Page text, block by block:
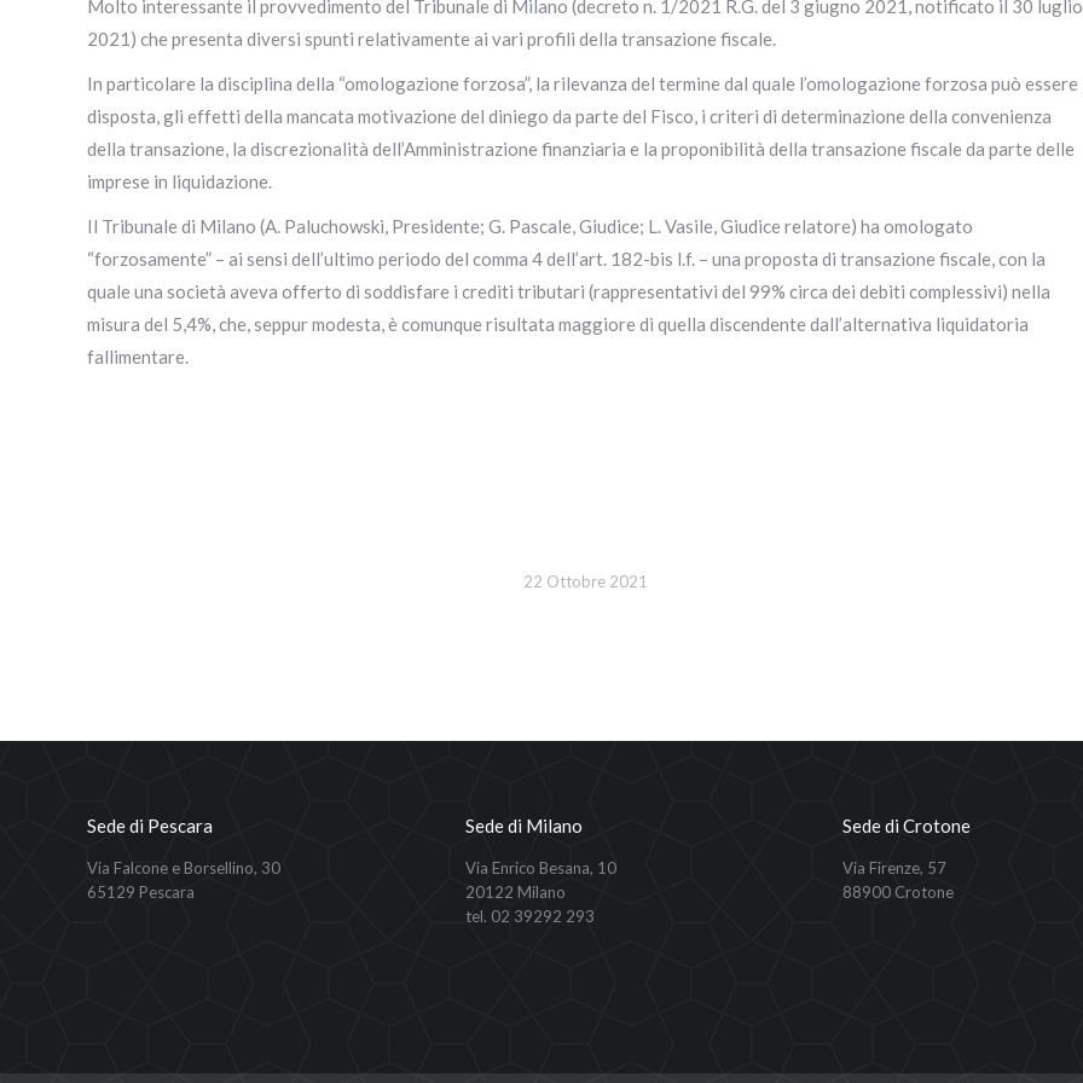
Molto interessante il provvedimento del Tribunale di Milano (decreto n. 1/2021 R.G. del 3 giugno 2021, notificato il 30 luglio
2021) che presenta diversi spunti relativamente ai vari profili della transazione fiscale.
In particolare la disciplina della “omologazione forzosa”, la rilevanza del termine dal quale l’omologazione forzosa può essere
disposta, gli effetti della mancata motivazione del diniego da parte del Fisco, i criteri di determinazione della convenienza
della transazione, la discrezionalità dell’Amministrazione finanziaria e la proponibilità della transazione fiscale da parte delle
imprese in liquidazione.
Il Tribunale di Milano (A. Paluchowski, Presidente; G. Pascale, Giudice; L. Vasile, Giudice relatore) ha omologato
“forzosamente” – ai sensi dell’ultimo periodo del comma 4 dell’art. 182-bis l.f. – una proposta di transazione fiscale, con la
quale una società aveva offerto di soddisfare i crediti tributari (rappresentativi del 99% circa dei debiti complessivi) nella
misura del 5,4%, che, seppur modesta, è comunque risultata maggiore di quella discendente dall’alternativa liquidatoria
fallimentare.
22 Ottobre 2021
Sede di Pescara
Via Falcone e Borsellino, 30
65129 Pescara
Sede di Milano
Via Enrico Besana, 10
20122 Milano
tel. 02 39292 293
Sede di Crotone
Via Firenze, 57
88900 Crotone